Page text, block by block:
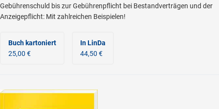
Gebührenschuld bis zur Gebührenpflicht bei Bestandverträgen und der
Anzeigepflicht: Mit zahlreichen Beispielen!
Buch kartoniert
25,00 €
In LinDa
44,50 €